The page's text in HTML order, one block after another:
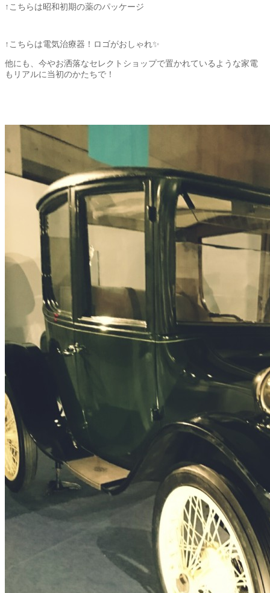
↑こちらは昭和初期の薬のパッケージ
↑こちらは電気治療器！ロゴがおしゃれ✨
他にも、今やお洒落なセレクトショップで置かれているような家電
もリアルに当初のかたちで！